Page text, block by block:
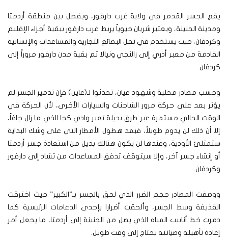
يقع الجسر المُدمر في ولاية غرب دارفور، ويفصل بين منطقة أردمتا
ومدينة الجنينة، ويعتبر شريان حيوياً يربط غرب دارفور ببقية أجزاء الإقليم
وكردفان، حيث يستخدم في نقل البضائع التجارية والمساعدات والإنسانية
القادمة من معبر أدري إلى زالنجي ونيالا ثم بقية مدن دارفور مروراً إلى
كردفان.
وحسب مصادر محلية وشهود عيان، تحدثوا لـ(عاين) فإن تدمير الجسر لم
يؤثر بعد على حركة مرور الشاحنات والسيارات الأخرى، لأن الحركة في
الوقت الحالي مستمرة عبر طرق بديلة تعبر وادي كجا الذي ما زال جافاً،
إلا أن ذلك لن يدوم طويلاً، فبعد هطول الأمطار التي على وشك البداية
ستمتلئ الأودية، وعندها لن يكون هنالك بديل من استعادة جسر أردمتا
أو إنشاء جسر آخر، وإلا سيتوقف تدفق المساعدات من تشاد إلى دارفور
وكردفان.
ووصفت المصادر حجم الضرر الذي لحق بالجسر بـ”الكبير” حيث اخترقت
القذيفة وسط الجسر، وألحقت أضرارا بإحدى الدعامات الرئيسية كما
دمرت خط أنابيب المياه الذي يصل من الجنينة إلى أردمتا، ما يجعل أمر
إعادة تأهيله وصيانته يحتاج إلى وقت طويل.